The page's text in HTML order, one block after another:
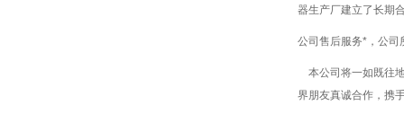
器生产厂建立了长期
公司售后服务*，公司
本公司将一如既往
界朋友真诚合作，携